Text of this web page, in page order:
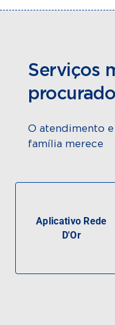
Serviços
O atendimento
família merece
Aplicativo Rede
D'Or